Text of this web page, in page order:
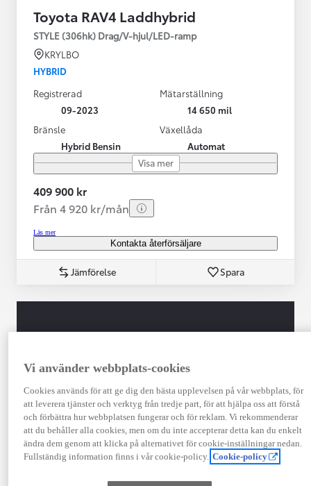
Toyota RAV4 Laddhybrid
STYLE (306hk) Drag/V-hjul/LED-ramp
KRYLBO
HYBRID
Registrerad
09-2023
Mätarställning
14 650 mil
Bränsle
Hybrid Bensin
Växellåda
Automat
Visa mer
409 900 kr
Från 4 920 kr/mån
Läs mer
Kontakta återförsäljare
Jämförelse Spara
TOYOTA APPROVED
USED
Garanti upp till 10 år eller 20 000 mil – i
kombination med Toyota Relax
Vi använder webbplats-cookies
Cookies används för att ge dig den bästa upplevelsen på vår webbplats, för
att leverera tjänster och verktyg från tredje part, för att hjälpa oss att förstå
och förbättra hur webbplatsen fungerar och för reklam. Vi rekommenderar
att du behåller alla cookies, men om du inte accepterar detta kan du enkelt
ändra dem genom att klicka på alternativet för cookie-inställningar nedan.
Fullständig information finns i vår cookie-policy. Cookie-policy